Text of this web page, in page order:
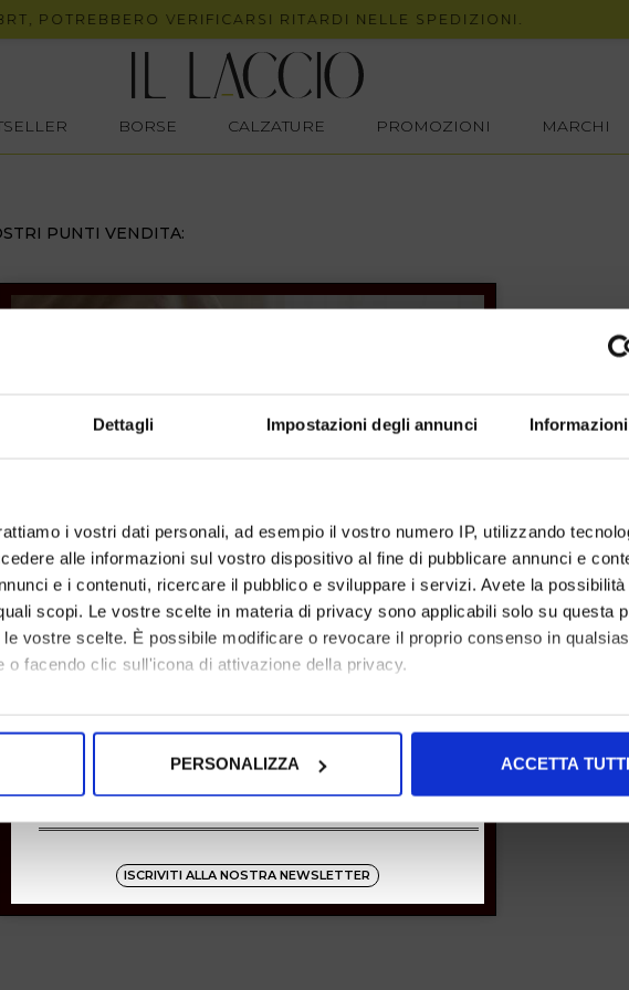
Dettagli Impostazioni degli annunci
i vostri dati personali, ad esempio il vostro numero IP, utilizzando
alle informazioni sul vostro dispositivo al fine di pubblicare annunci e
e i contenuti, ricercare il pubblico e sviluppare i servizi. Avete la
scopi. Le vostre scelte in materia di privacy sono applicabili solo su questa
vostre scelte. È possibile modificare o revocare il proprio consenso in
o facendo clic sull'icona di attivazione della privacy.
anche:
scansionandolo attivamente alla ricerca di caratteristiche specifiche
elaborati i tuoi dati personali e imposta le tue preferenze nella
PERSONALIZZA ACCETTA TUTTI
VERIFICARSI RITARDI NELLE SPEDIZIONI.
BORSE CALZATURE PROMOZIONI MARCHI
PUNTI VENDITA:
SHOPPING
Resi
Pagamenti
Spedizione
ISCRIVITI ALLA NOSTRA NEWSLETTER